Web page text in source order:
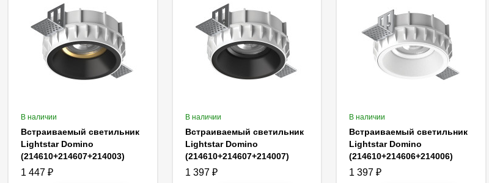
В наличии
Встраиваемый светильник
Lightstar Domino
(214610+214607+214003)
G214607GMOD
1 447 ₽
В наличии
Встраиваемый светильник
Lightstar Domino
(214610+214607+214007)
G214607BMOD
1 397 ₽
В наличии
Встраиваемый светильник
Lightstar Domino
(214610+214606+214006)
G214606WMOD
1 397₽